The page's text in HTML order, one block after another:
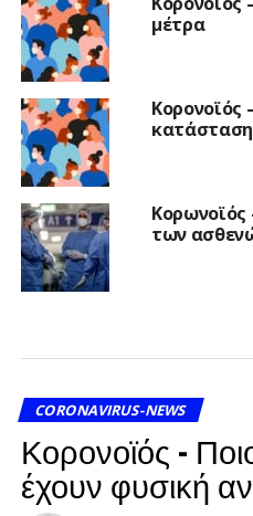
μέτρα
Κορονοϊός
κατάσταση
Κορωνοϊός
των
CORONAVIRUS-NEWS
Κορονοϊός –
έχουν φυσική